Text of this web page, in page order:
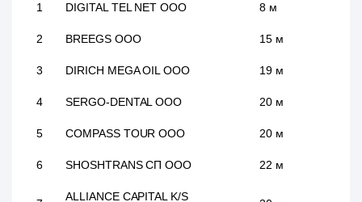
1 DIGITAL TEL NET ООО 8 м
2 BREEGS ООО 15 м
3 DIRICH MEGA OIL ООО 19 м
4 SERGO-DENTAL ООО 20 м
5 COMPASS TOUR ООО 20 м
6 SHOSHTRANS СП ООО 22 м
ALLIANCE CAPITAL K/S